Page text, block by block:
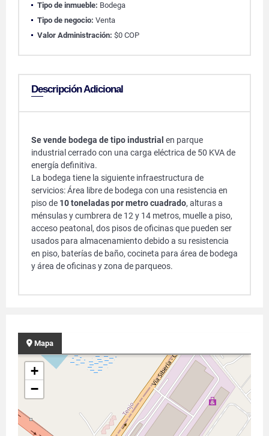
Tipo de inmueble: Bodega
Tipo de negocio: Venta
Valor Administración: $0 COP
Descripción Adicional
Se vende bodega de tipo industrial en parque
industrial cerrado con una carga eléctrica de 50 KVA de
energía definitiva.
La bodega tiene la siguiente infraestructura de
servicios: Área libre de bodega con una resistencia en
piso de 10 toneladas por metro cuadrado, alturas a
ménsulas y cumbrera de 12 y 14 metros, muelle a piso,
acceso peatonal, dos pisos de oficinas que pueden ser
usados para almacenamiento debido a su resistencia
en piso, baterías de baño, cocineta para área de bodega
y área de oficinas y zona de parqueos.
Mapa
+
−